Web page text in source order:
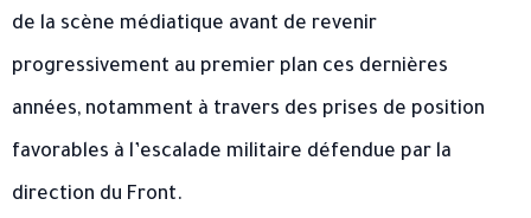
de la scène médiatique avant de revenir
progressivement au premier plan ces dernières
années, notamment à travers des prises de position
favorables à l’escalade militaire défendue par la
direction du Front.